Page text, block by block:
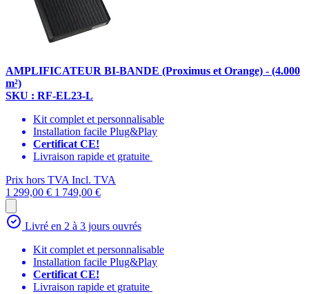
AMPLIFICATEUR BI-BANDE (Proximus et Orange) - (4.000
m²)
SKU : RF-EL23-L
Kit complet et personnalisable
Installation facile Plug&Play
Certificat CE!
Livraison rapide et gratuite
Prix hors TVAIncl. TVA
1 299,00 € 1 749,00 €
Livré en 2 à 3 jours ouvrés
Kit complet et personnalisable
Installation facile Plug&Play
Certificat CE!
Livraison rapide et gratuite